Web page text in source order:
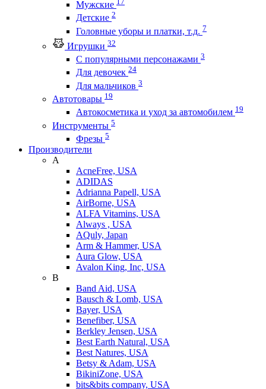
Мужские
Детские 2
Головные уборы и платки, т.д. 7
Игрушки 32
С популярными персонажами 3
Для девочек 24
Для мальчиков 3
Автотовары 19
Автокосметика и уход за автомобилем 19
Инструменты 5
Фрезы 5
Производители
A
AcneFree, USA
ADIDAS
Adrianna Papell, USA
AirBorne, USA
ALFA Vitamins, USA
Always , USA
AQuly, Japan
Arm & Hammer, USA
Aura Glow, USA
Avalon King, Inc, USA
B
Band Aid, USA
Bausch & Lomb, USA
Bayer, USA
Benefiber, USA
Berkley Jensen, USA
Best Earth Natural, USA
Best Natures, USA
Betsy & Adam, USA
BikiniZone, USA
bits&bits company, USA